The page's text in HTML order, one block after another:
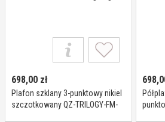
698,00 zł
Plafon szklany 3-punktowy nikiel
szczotkowany QZ-TRILOGY-FM-